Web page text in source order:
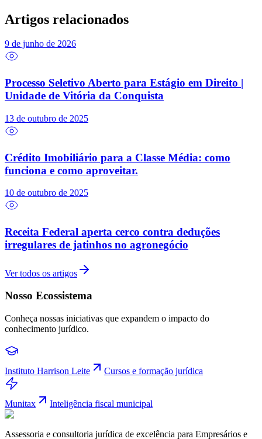
Artigos relacionados
9 de junho de 2026
Processo Seletivo Aberto para Estágio em Direito |
Unidade de Vitória da Conquista
13 de outubro de 2025
Crédito Imobiliário para a Classe Média: como
funciona e como aproveitar.
10 de outubro de 2025
Receita Federal aperta cerco contra deduções
irregulares de jatinhos no agronegócio
Ver todos os artigos
Nosso Ecossistema
Conheça nossas iniciativas que expandem o impacto do
conhecimento jurídico.
Instituto Harrison Leite Cursos e formação jurídica
Munitax Inteligência fiscal municipal
Assessoria e consultoria jurídica de excelência para Empresários e